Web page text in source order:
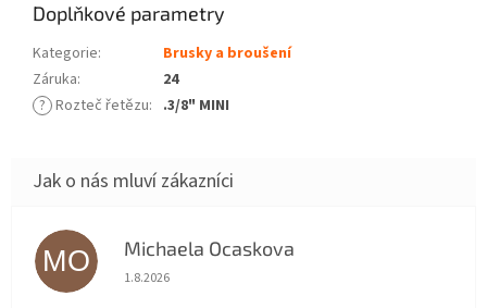
Doplňkové parametry
Kategorie:
Brusky a broušení
Záruka:
24
? Rozteč řetězu: .3/8" MINI
MO Michaela Ocaskova
Hodnocení obchodu je 5 z 5 hvězdiček.
1.8.2026